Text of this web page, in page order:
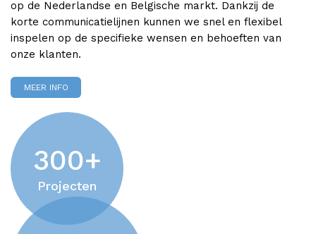
op de Nederlandse en Belgische markt. Dankzij de
korte communicatielijnen kunnen we snel en flexibel
inspelen op de specifieke wensen en behoeften van
onze klanten.
MEER INFO
300+
Projecten